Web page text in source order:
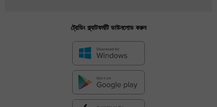
ট্রেডিং প্ল্যাটফর্মটি ডাউনলোড করুন